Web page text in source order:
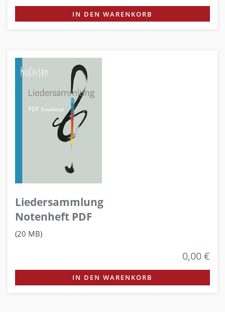
IN DEN WARENKORB
Liedersammlung
Notenheft PDF
(20 MB)
0,00 €
IN DEN WARENKORB